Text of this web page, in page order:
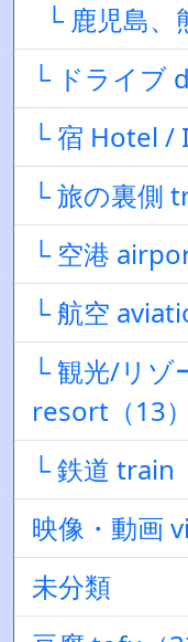
└ 鹿児島、
└ ドライブ
└ 宿 Hotel /
└ 旅の裏側
└ 空港
└ 航空
└ 観光/リ
resort（13）
└ 鉄道 train
映像・動画
未分類